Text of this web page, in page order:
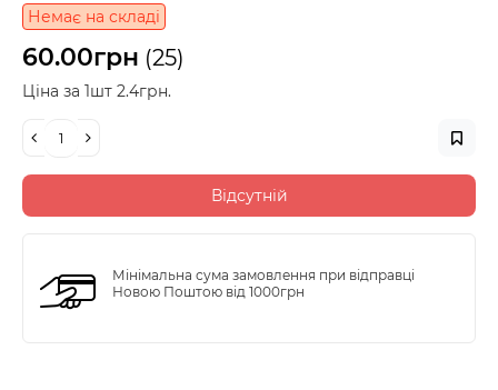
Немає на складі
60.00грн (25)
Ціна за 1шт 2.4грн.
Відсутній
Мінімальна сума замовлення при відправці
Новою Поштою від 1000грн